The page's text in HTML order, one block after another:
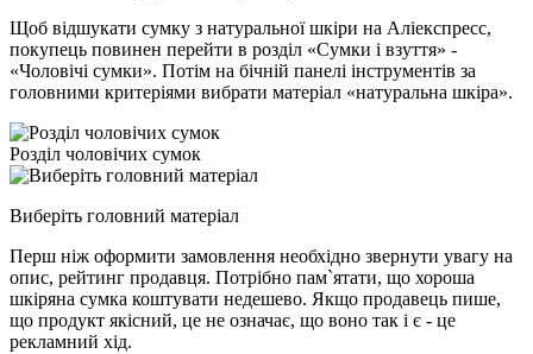
Щоб відшукати сумку з натуральної шкіри на Аліекспресс,
покупець повинен перейти в розділ «Сумки і взуття» -
«Чоловічі сумки». Потім на бічній панелі інструментів за
головними критеріями вибрати матеріал «натуральна шкіра».
Розділ чоловічих сумок
Виберіть головний матеріал
Перш ніж оформити замовлення необхідно звернути увагу на
опис, рейтинг продавця. Потрібно пам`ятати, що хороша
шкіряна сумка коштувати недешево. Якщо продавець пише,
що продукт якісний, це не означає, що воно так і є - це
рекламний хід.